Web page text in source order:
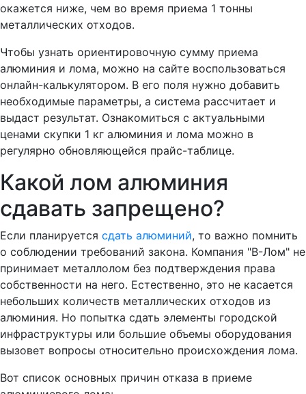
окажется ниже, чем во время приема 1 тонны
металлических отходов.
Чтобы узнать ориентировочную сумму приема
алюминия и лома, можно на сайте воспользоваться
онлайн-калькулятором. В его поля нужно добавить
необходимые параметры, а система рассчитает и
выдаст результат. Ознакомиться с актуальными
ценами скупки 1 кг алюминия и лома можно в
регулярно обновляющейся прайс-таблице.
Какой лом алюминия
сдавать запрещено?
Если планируется сдать алюминий, то важно помнить
о соблюдении требований закона. Компания "В-Лом" не
принимает металлолом без подтверждения права
собственности на него. Естественно, это не касается
небольших количеств металлических отходов из
алюминия. Но попытка сдать элементы городской
инфраструктуры или большие объемы оборудования
вызовет вопросы относительно происхождения лома.
Вот список основных причин отказа в приеме